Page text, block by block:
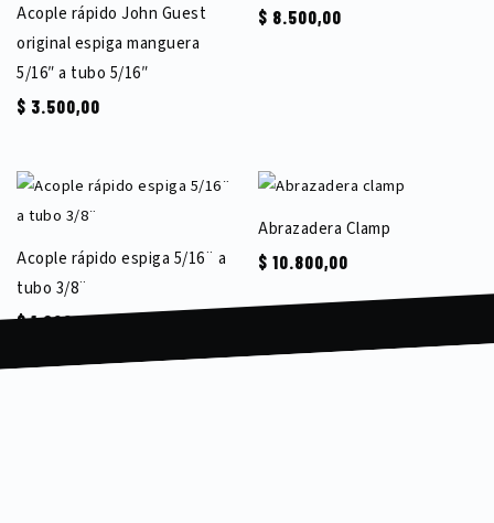
Acople rápido John Guest
original espiga manguera
5/16″ a tubo 5/16″
$ 3.500,00
$ 8.500,00
Acople rápido espiga 5/16¨ a
tubo 3/8¨
$1.800,00
Abrazadera Clamp
$ 10.800,00